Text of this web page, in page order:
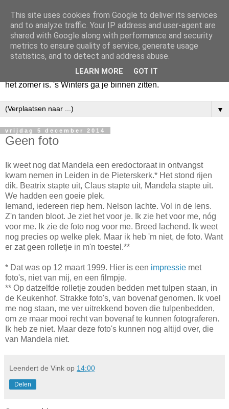
Huize Zeezicht
Als het lente is, lees ik een krant op een terras en drink een
latte uit een glas. Of om het even een boek met een
cappuccino of een dubbele espresso. Maar dat kan ook als
het zomer is. 's Winters ga je binnen zitten.
▼
vrijdag 5 december 2014
Geen foto
Ik weet nog dat Mandela een eredoctoraat in ontvangst
kwam nemen in Leiden in de Pieterskerk.* Het stond rijen
dik. Beatrix stapte uit, Claus stapte uit, Mandela stapte uit.
We hadden een goeie plek.
Iemand, iedereen riep hem. Nelson lachte. Vol in de lens.
Z'n tanden bloot. Je ziet het voor je. Ik zie het voor me, nóg
voor me. Ik zie de foto nog voor me. Breed lachend. Ik weet
nog precies op welke plek. Maar ik heb 'm niet, de foto. Want
er zat geen rolletje in m'n toestel.**
* Dat was op 12 maart 1999. Hier is een impressie met
foto's, niet van mij, en een filmpje.
** Op datzelfde rolletje zouden bedden met tulpen staan, in
de Keukenhof. Strakke foto's, van bovenaf genomen. Ik voel
me nog staan, me ver uitrekkend boven die tulpenbedden,
om ze maar mooi recht van bovenaf te kunnen fotograferen.
Ik heb ze niet. Maar deze foto's kunnen nog altijd over, die
van Mandela niet.
Leendert de Vink op 14:00
Delen
This site uses cookies from Google to deliver its services
and to analyze traffic. Your IP address and user-agent are
shared with Google along with performance and security
metrics to ensure quality of service, generate usage
statistics, and to detect and address abuse.
LEARN MORE GOT IT